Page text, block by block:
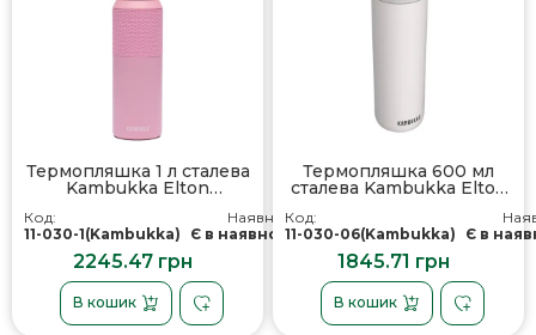
Термопляшка 1 л сталева
Kambukka Elton
колір рожевий - 11-
03039
Код:
11-030-1(Kambukka)
Наявність:
Є в наявності
2245.47 грн
В кошик
Термопляшка 600 мл
сталева Kambukka Elton
колір біла крейда - 11-
03035
Код:
11-030-06(Kambukka)
Є в
1845.71 грн
В кошик